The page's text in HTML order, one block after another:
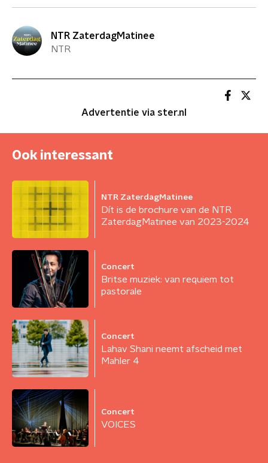
NTR ZaterdagMatinee
NTR
Advertentie via ster.nl
Ook interessant
NTR ZaterdagMatinee
Dít is de brochure van de NTR
ZaterdagMatinee van 2023-2024
Concert
Britse muziek: van requiem tot
pastorale
Concert
Lahav Shani neemt afscheid met
Mahler 4
Concert
VOICES